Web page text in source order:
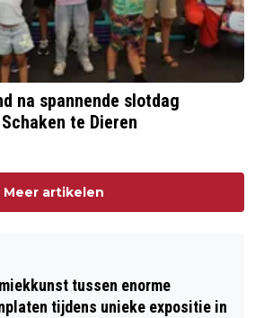
na spannende slotdag
te Dieren
Meer artikelen
tussen enorme
tijdens unieke expositie in